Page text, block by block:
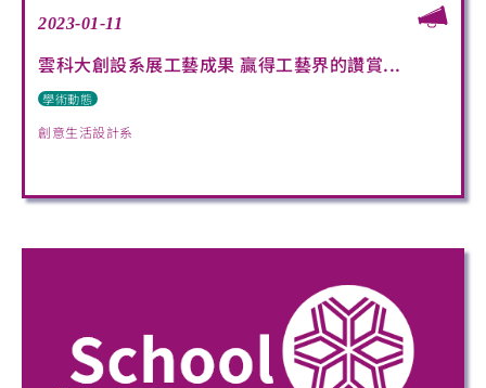
2023-01-11
雲科大創設系展工藝成果 贏得工藝界的讚賞...
學術動態
創意生活設計系